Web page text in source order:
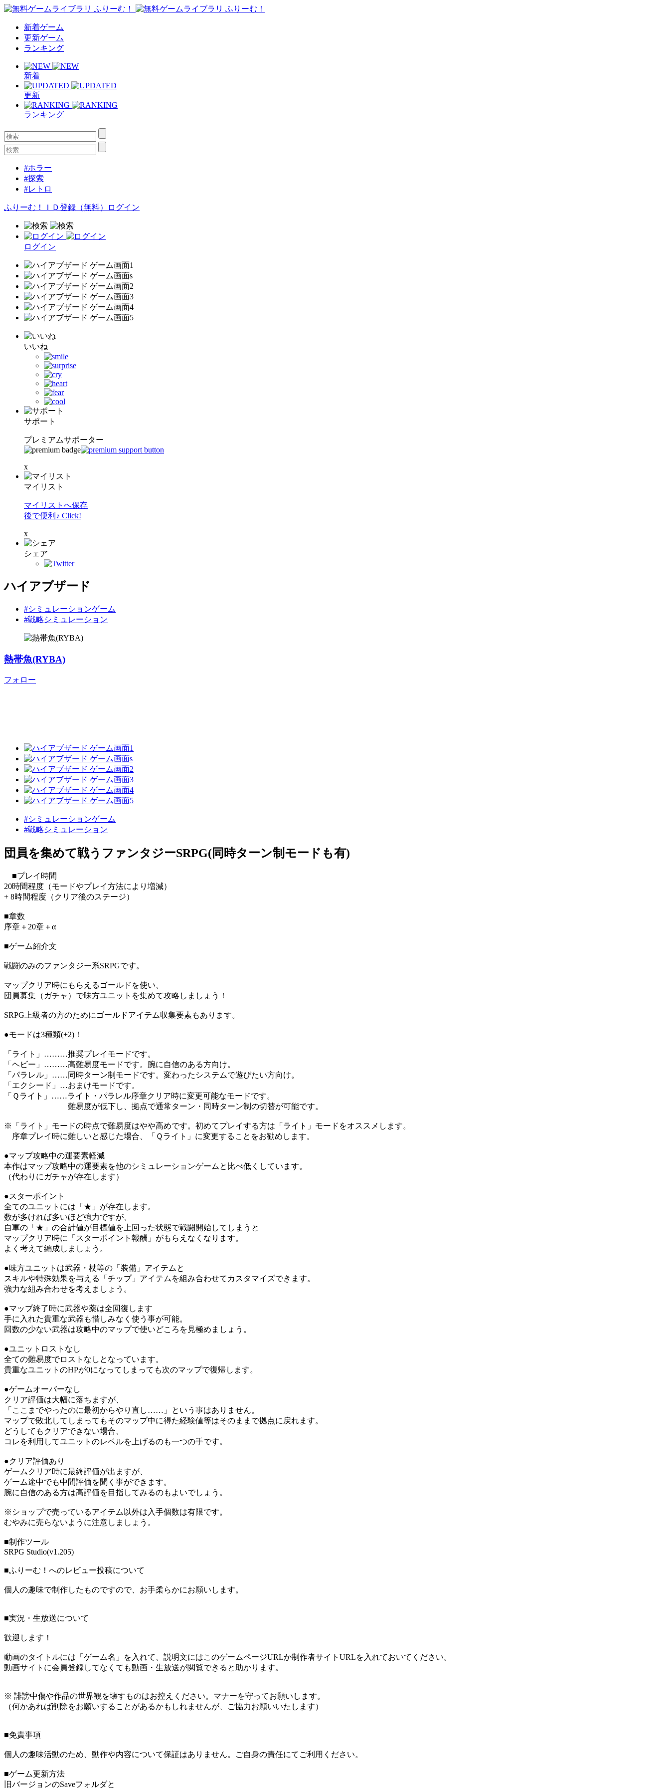
新着ゲーム
更新ゲーム
ランキング
新着
更新
ランキング
#ホラー
#探索
#レトロ
ふりーむ！ＩＤ登録（無料） ログイン
ログイン
いいね
サポート
プレミアムサポーター
x
マイリスト
マイリストへ保存
後で便利♪ Click!
x
シェア
ハイアブザード
#シミュレーションゲーム
#戦略シミュレーション
熱帯魚(RYBA)
フォロー
#シミュレーションゲーム
#戦略シミュレーション
団員を集めて戦うファンタジーSRPG(同時ターン制モードも有)
■プレイ時間
20時間程度（モードやプレイ方法により増減）
+ 8時間程度（クリア後のステージ）
■章数
序章＋20章＋α
■ゲーム紹介文
戦闘のみのファンタジー系SRPGです。
マップクリア時にもらえるゴールドを使い、
団員募集（ガチャ）で味方ユニットを集めて攻略しましょう！
SRPG上級者の方のためにゴールドアイテム収集要素もあります。
●モードは3種類(+2)！
「ライト」………推奨プレイモードです。
「ヘビー」………高難易度モードです。腕に自信のある方向け。
「パラレル」……同時ターン制モードです。変わったシステムで遊びたい方向け。
「エクシード」…おまけモードです。
「Ｑライト」……ライト・パラレル序章クリア時に変更可能なモードです。
難易度が低下し、拠点で通常ターン・同時ターン制の切替が可能です。
※「ライト」モードの時点で難易度はやや高めです。初めてプレイする方は「ライト」モードをオススメします。
序章プレイ時に難しいと感じた場合、「Ｑライト」に変更することをお勧めします。
●マップ攻略中の運要素軽減
本作はマップ攻略中の運要素を他のシミュレーションゲームと比べ低くしています。
（代わりにガチャが存在します）
●スターポイント
全てのユニットには「★」が存在します。
数が多ければ多いほど強力ですが、
自軍の「★」の合計値が目標値を上回った状態で戦闘開始してしまうと
マップクリア時に「スターポイント報酬」がもらえなくなります。
よく考えて編成しましょう。
●味方ユニットは武器・杖等の「装備」アイテムと
スキルや特殊効果を与える「チップ」アイテムを組み合わせてカスタマイズできます。
強力な組み合わせを考えましょう。
●マップ終了時に武器や薬は全回復します
手に入れた貴重な武器も惜しみなく使う事が可能。
回数の少ない武器は攻略中のマップで使いどころを見極めましょう。
●ユニットロストなし
全ての難易度でロストなしとなっています。
貴重なユニットのHPが0になってしまっても次のマップで復帰します。
●ゲームオーバーなし
クリア評価は大幅に落ちますが、
「ここまでやったのに最初からやり直し……」という事はありません。
マップで敗北してしまってもそのマップ中に得た経験値等はそのままで拠点に戻れます。
どうしてもクリアできない場合、
コレを利用してユニットのレベルを上げるのも一つの手です。
●クリア評価あり
ゲームクリア時に最終評価が出ますが、
ゲーム途中でも中間評価を聞く事ができます。
腕に自信のある方は高評価を目指してみるのもよいでしょう。
※ショップで売っているアイテム以外は入手個数は有限です。
むやみに売らないように注意しましょう。
■制作ツール
SRPG Studio(v1.205)
■ふりーむ！へのレビュー投稿について
個人の趣味で制作したものですので、お手柔らかにお願いします。
■実況・生放送について
歓迎します！
動画のタイトルには「ゲーム名」を入れて、説明文にはこのゲームページURLか制作者サイトURLを入れておいてください。
動画サイトに会員登録してなくても動画・生放送が閲覧できると助かります。
※ 誹謗中傷や作品の世界観を壊すものはお控えください。マナーを守ってお願いします。
（何かあれば削除をお願いすることがあるかもしれませんが、ご協力お願いいたします）
■免責事項
個人の趣味活動のため、動作や内容について保証はありません。ご自身の責任にてご利用ください。
■ゲーム更新方法
旧バージョンのSaveフォルダと